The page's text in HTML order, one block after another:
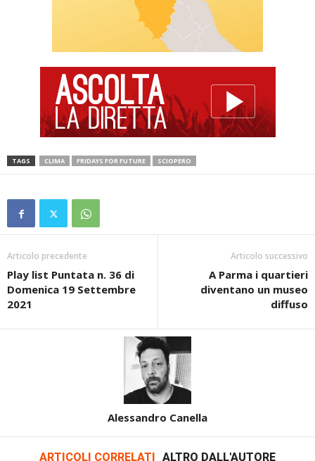
TAGS CLIMA FRIDAYS FOR FUTURE SCIOPERO
Articolo precedente
Play list Puntata n. 36 di
Domenica 19 Settembre
2021
Articolo successivo
A Parma i quartieri
diventano un museo
diffuso
Alessandro Canella
ARTICOLI CORRELATI ALTRO DALL'AUTORE